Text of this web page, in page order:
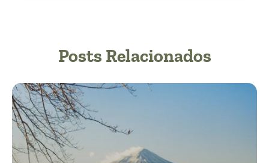
Posts Relacionados